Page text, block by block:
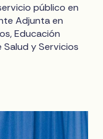
público en
Adjunta en
Educación
y Servicios